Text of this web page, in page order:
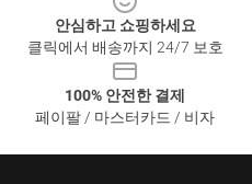
안심하고 쇼핑하세요
클릭에서 배송까지 24/7 보호
100% 안전한 결제
페이팔 / 마스터카드 / 비자